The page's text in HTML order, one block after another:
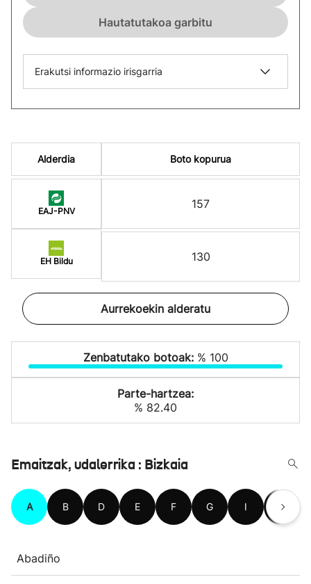
Hautatutakoa garbitu
Erakutsi informazio irisgarria
Alderdia
EAJ-PNV
EH Bildu
Boto kopurua
157
130
Aurrekoekin alderatu
Zenbatutako botoak: % 100
Parte-hartzea:
% 82.40
Emaitzak, udalerrika : Bizkaia
A B D E F G I J
Abadiño